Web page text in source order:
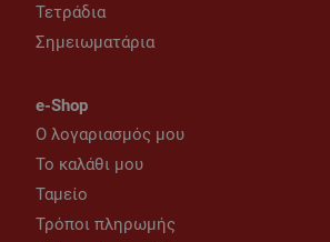
Τετράδια
Σημειωματάρια
e-Shop
Ο λογαριασμός μου
Το καλάθι μου
Ταμείο
Τρόποι πληρωμής